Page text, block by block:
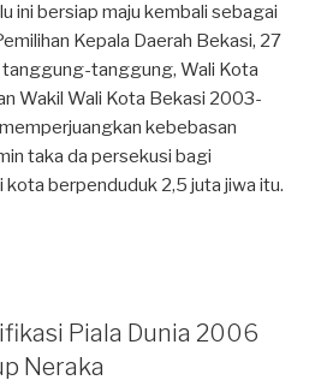
ini bersiap maju kembali sebagai
Kepala Daerah Bekasi, 27
tanggung, Wali Kota
Wakil Wali Kota Bekasi 2003-
kebebasan
taka da persekusi bagi
berpenduduk 2,5 juta jiwa itu.
Piala Dunia 2006
Neraka